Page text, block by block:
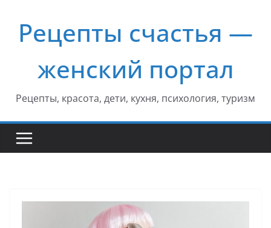
содержимому
Рецепты счастья —
женский портал
Рецепты, красота, дети, кухня, психология, туризм